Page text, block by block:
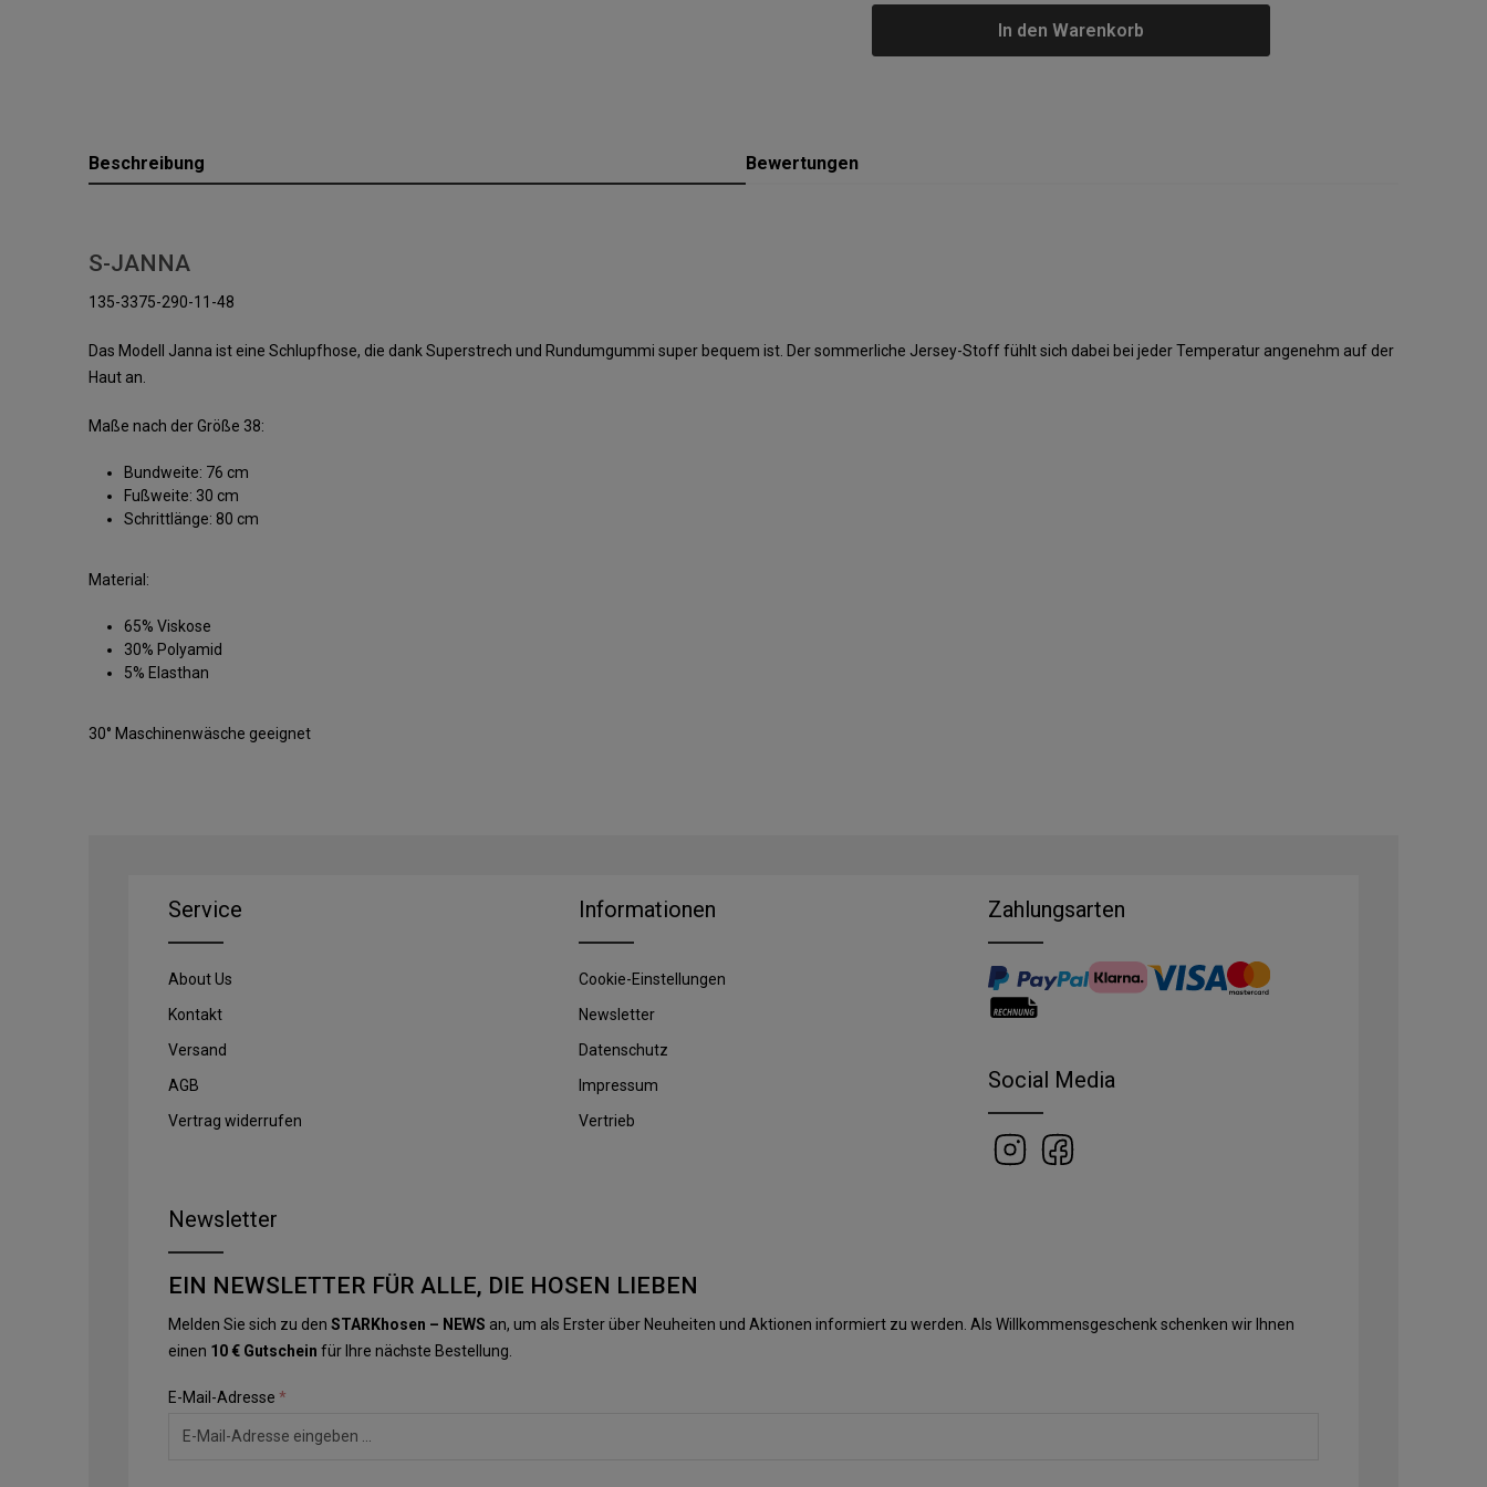
In den Warenkorb
Beschreibung Bewertungen
S-JANNA
135-3375-290-11-48
Das Modell Janna ist eine Schlupfhose, die dank Superstrech und Rundumgummi super bequem ist. Der sommerliche Jersey-Stoff fühlt sich dabei bei jeder Temperatur angenehm auf der
Haut an.
Maße nach der Größe 38:
Bundweite: 76 cm
Fußweite: 30 cm
Schrittlänge: 80 cm
Material:
65% Viskose
30% Polyamid
5% Elasthan
30° Maschinenwäsche geeignet
Service
About Us
Kontakt
Versand
AGB
Vertrag widerrufen
Informationen
Cookie-Einstellungen
Newsletter
Datenschutz
Impressum
Vertrieb
Zahlungsarten
Social Media
Newsletter
EIN NEWSLETTER FÜR ALLE, DIE HOSEN LIEBEN
Melden Sie sich zu den STARKhosen – NEWS an, um als Erster über Neuheiten und Aktionen informiert zu werden. Als Willkommensgeschenk schenken wir Ihnen
einen 10 € Gutschein für Ihre nächste Bestellung.
E-Mail-Adresse *